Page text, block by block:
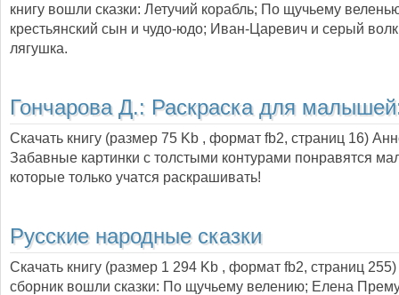
книгу вошли сказки: Летучий корабль; По щучьему
крестьянский сын и чудо-юдо; Иван-Царевич и серый
лягушка.
Гончарова Д.: Раскраска для
Скачать книгу (размер 75 Kb , формат fb2, страниц 16)
Забавные картинки с толстыми контурами понравятся
которые только учатся раскрашивать!
Русские народные сказки
Скачать книгу (размер 1 294 Kb , формат fb2, страниц 255
сборник вошли сказки: По щучьему велению; Елена